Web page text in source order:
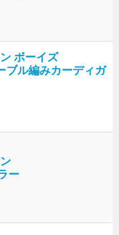
ボーイズ
ブル編みカーディガ
ー